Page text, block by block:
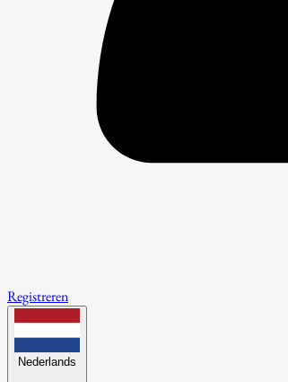
Registreren
Nederlands